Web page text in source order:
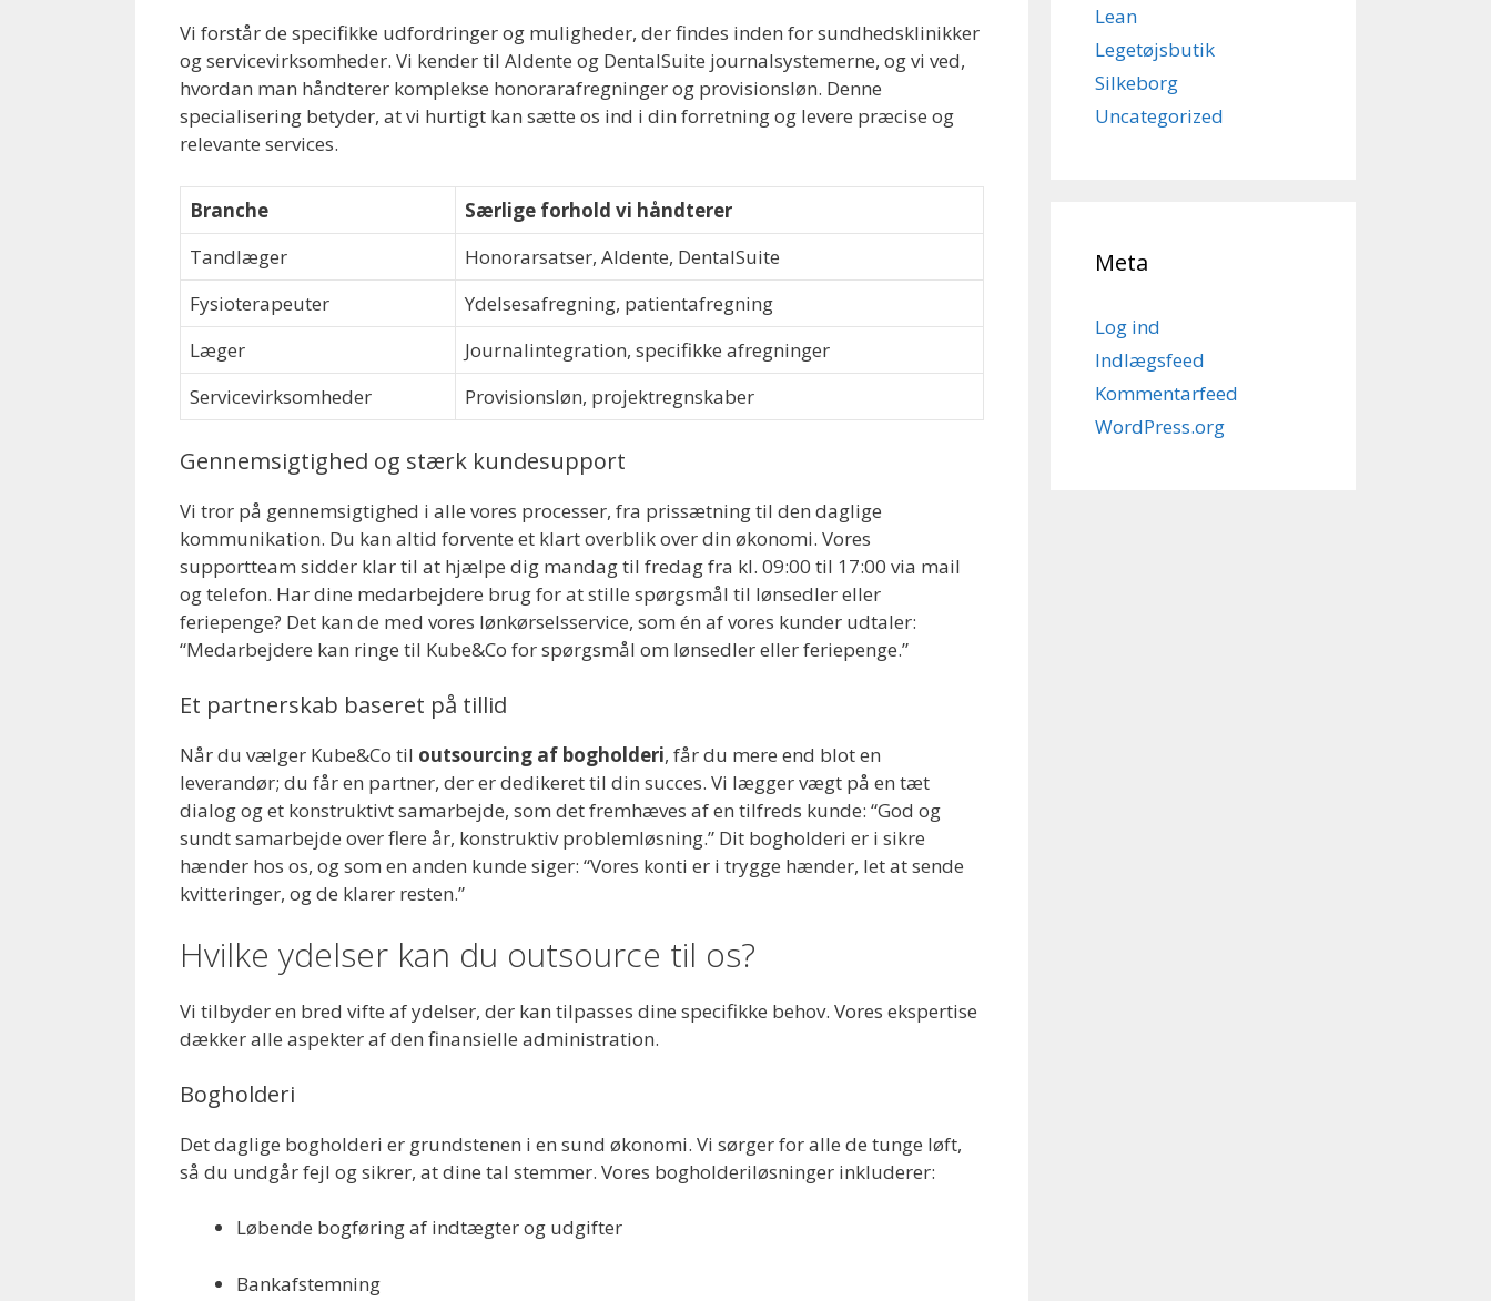
Vi forstår de specifikke udfordringer og muligheder, der findes inden for sundhedsklinikker
og servicevirksomheder. Vi kender til Aldente og DentalSuite journalsystemerne, og vi ved,
hvordan man håndterer komplekse honorarafregninger og provisionsløn. Denne
specialisering betyder, at vi hurtigt kan sætte os ind i din forretning og levere præcise og
relevante services.
Branche
Særlige forhold vi håndterer
Tandlæger
Honorarsatser, Aldente, DentalSuite
Fysioterapeuter
Ydelsesafregning, patientafregning
Læger
Journalintegration, specifikke afregninger
Servicevirksomheder
Provisionsløn, projektregnskaber
Gennemsigtighed og stærk kundesupport
Vi tror på gennemsigtighed i alle vores processer, fra prissætning til den daglige
kommunikation. Du kan altid forvente et klart overblik over din økonomi. Vores
supportteam sidder klar til at hjælpe dig mandag til fredag fra kl. 09:00 til 17:00 via mail
og telefon. Har dine medarbejdere brug for at stille spørgsmål til lønsedler eller
feriepenge? Det kan de med vores lønkørselsservice, som én af vores kunder udtaler:
“Medarbejdere kan ringe til Kube&Co for spørgsmål om lønsedler eller feriepenge.”
Et partnerskab baseret på tillid
Når du vælger Kube&Co til outsourcing af bogholderi, får du mere end blot en
leverandør; du får en partner, der er dedikeret til din succes. Vi lægger vægt på en tæt
dialog og et konstruktivt samarbejde, som det fremhæves af en tilfreds kunde: “God og
sundt samarbejde over flere år, konstruktiv problemløsning.” Dit bogholderi er i sikre
hænder hos os, og som en anden kunde siger: “Vores konti er i trygge hænder, let at sende
kvitteringer, og de klarer resten.”
Hvilke ydelser kan du outsource til os?
Vi tilbyder en bred vifte af ydelser, der kan tilpasses dine specifikke behov. Vores ekspertise
dækker alle aspekter af den finansielle administration.
Bogholderi
Det daglige bogholderi er grundstenen i en sund økonomi. Vi sørger for alle de tunge løft,
så du undgår fejl og sikrer, at dine tal stemmer. Vores bogholderiløsninger inkluderer:
Løbende bogføring af indtægter og udgifter
Bankafstemning
Lean
Legetøjsbutik
Silkeborg
Uncategorized
Meta
Log ind
Indlægsfeed
Kommentarfeed
WordPress.org